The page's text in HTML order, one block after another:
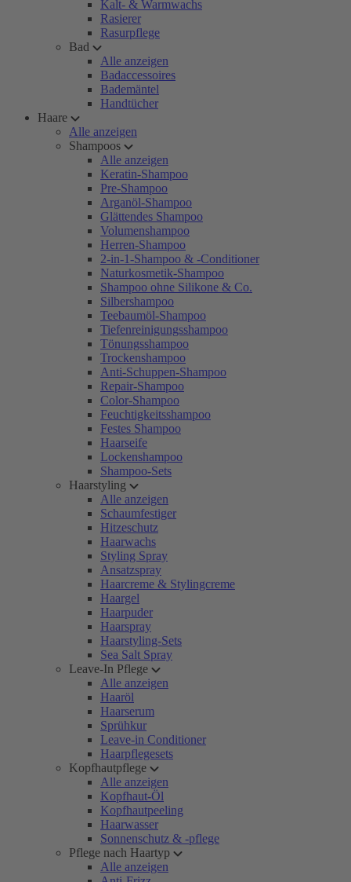
Kalt- & Warmwachs
Rasierer
Rasurpflege
Bad
Alle anzeigen
Badaccessoires
Bademäntel
Handtücher
Haare
Alle anzeigen
Shampoos
Alle anzeigen
Keratin-Shampoo
Pre-Shampoo
Arganöl-Shampoo
Glättendes Shampoo
Volumenshampoo
Herren-Shampoo
2-in-1-Shampoo & -Conditioner
Naturkosmetik-Shampoo
Shampoo ohne Silikone & Co.
Silbershampoo
Teebaumöl-Shampoo
Tiefenreinigungsshampoo
Tönungsshampoo
Trockenshampoo
Anti-Schuppen-Shampoo
Repair-Shampoo
Color-Shampoo
Feuchtigkeitsshampoo
Festes Shampoo
Haarseife
Lockenshampoo
Shampoo-Sets
Haarstyling
Alle anzeigen
Schaumfestiger
Hitzeschutz
Haarwachs
Styling Spray
Ansatzspray
Haarcreme & Stylingcreme
Haargel
Haarpuder
Haarspray
Haarstyling-Sets
Sea Salt Spray
Leave-In Pflege
Alle anzeigen
Haaröl
Haarserum
Sprühkur
Leave-in Conditioner
Haarpflegesets
Kopfhautpflege
Alle anzeigen
Kopfhaut-Öl
Kopfhautpeeling
Haarwasser
Sonnenschutz & -pflege
Pflege nach Haartyp
Alle anzeigen